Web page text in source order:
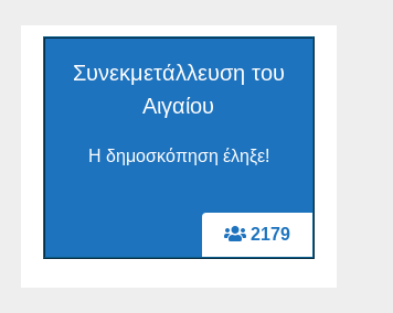
2179
Συνεκμετάλλευση του
Αιγαίου
Η δημοσκόπηση έληξε!